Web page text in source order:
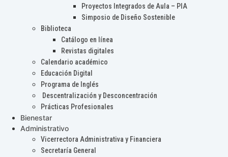
Proyectos Integrados de Aula – PIA
Simposio de Diseño Sostenible
Biblioteca
Catálogo en línea
Revistas digitales
Calendario académico
Educación Digital
Programa de Inglés
Descentralización y Desconcentración
Prácticas Profesionales
Bienestar
Administrativo
Vicerrectora Administrativa y Financiera
Secretaría General